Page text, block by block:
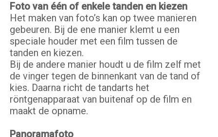
Foto van één of enkele tanden en kiezen
Het maken van foto’s kan op twee manieren
gebeuren. Bij de ene manier klemt u een
speciale houder met een film tussen de
tanden en kiezen.
Bij de andere manier houdt u de film zelf met
de vinger tegen de binnenkant van de tand of
kies. Daarna richt de tandarts het
röntgenapparaat van buitenaf op de film en
maakt de opname.
Panoramafoto